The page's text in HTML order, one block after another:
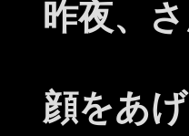
昨夜、さ
顔をあげ